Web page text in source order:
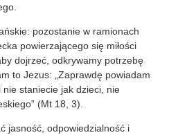
pozostanie w ramionach
powierzającego się miłości
dojrzeć, odkrywamy potrzebę
to Jezus: „Zaprawdę powiadam
staniecie jak dzieci, nie
(Mt 18, 3).
jasność, odpowiedzialność i